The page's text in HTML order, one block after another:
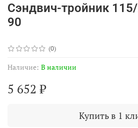
(0)
Наличие: В наличии
Сэндвич-тройник
90
5 652 ₽
Купить в 1